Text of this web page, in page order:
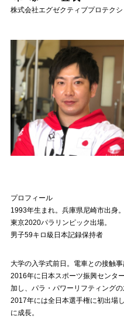
株式会社エグゼクティブプロテク
プロフィール
1993年生まれ。兵庫県尼崎市出身。
東京2020パラリンピック出場。
男子59キロ級日本記録保持者
大学の入学式前日。電車との接触
2016年に日本スポーツ振興センタ
加し、パラ・パワーリフティングの
2017年には全日本選手権に初出場
に成長。